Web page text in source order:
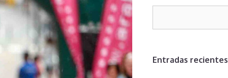
Entradas recientes